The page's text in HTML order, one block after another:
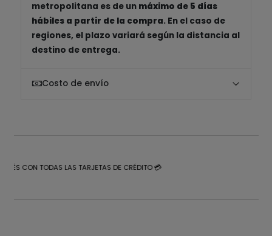
metropolitana es de un máximo de 5 días
hábiles a partir de la compra. En el caso de
regiones, el plazo variará según la distancia al
destino de entrega.
Costo de envío
CON TODAS LAS TARJETAS DE CRÉDITO 💳